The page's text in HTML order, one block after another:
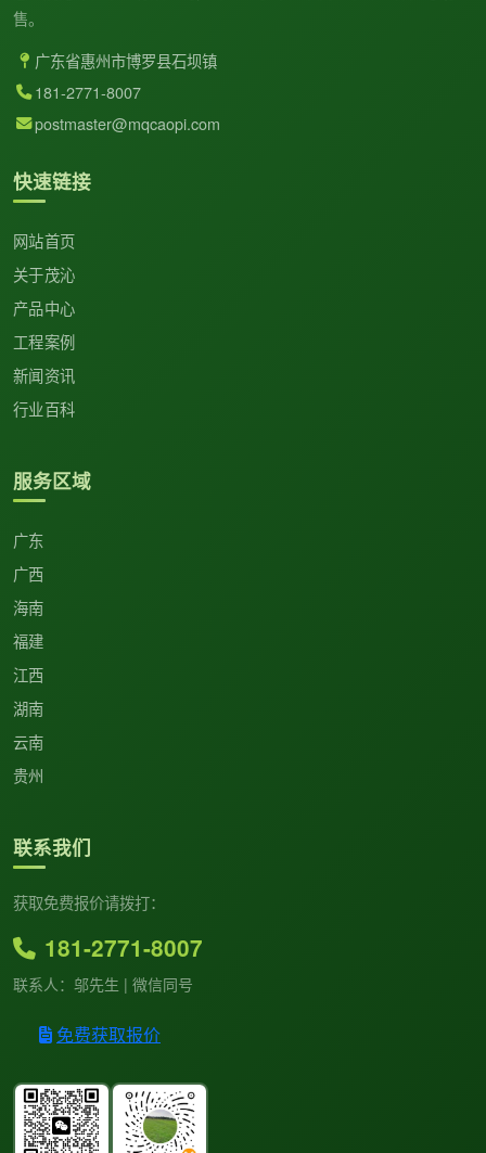
售。
广东省惠州市博罗县石坝镇
181-2771-8007
postmaster@mqcaopi.com
快速链接
网站首页
关于茂沁
产品中心
工程案例
新闻资讯
行业百科
服务区域
广东
广西
海南
福建
江西
湖南
云南
贵州
联系我们
获取免费报价请拨打：
181-2771-8007
联系人：邬先生 | 微信同号
免费获取报价